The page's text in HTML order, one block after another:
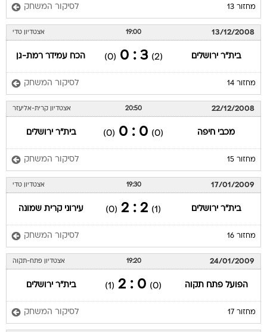
מחזור 13 לסיקור המשחק
13/12/2008
19:00 אצטדיון טדי
בית"ר ירושלים (2)
3 : 0
(0) הכח עמידר רמת-גן
מחזור 14 לסיקור המשחק
22/12/2008
20:50 אצטדיון קרית-אליעזר
מכבי חיפה (0)
0 : 0
(0) בית"ר ירושלים
מחזור 15 לסיקור המשחק
17/01/2009
19:30 אצטדיון טדי
בית"ר ירושלים (1)
2 : 2
(0) עירוני קרית שמונה
מחזור 16 לסיקור המשחק
24/01/2009
19:20 אצטדיון פתח-תקוה
הפועל פתח תקוה (0)
0 : 2
(1) בית"ר ירושלים
מחזור 17 לסיקור המשחק